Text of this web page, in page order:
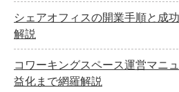
シェアオフィスの開業手順と成
解説
コワーキングスペース運営マニ
益化まで網羅解説